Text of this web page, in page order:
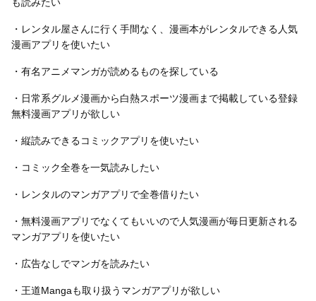
・レンタル屋さんに行く手間なく、漫画本がレンタルできる人気
漫画アプリを使いたい
・有名アニメマンガが読めるものを探している
・日常系グルメ漫画から白熱スポーツ漫画まで掲載している登録
無料漫画アプリが欲しい
・縦読みできるコミックアプリを使いたい
・コミック全巻を一気読みしたい
・レンタルのマンガアプリで全巻借りたい
・無料漫画アプリでなくてもいいので人気漫画が毎日更新される
マンガアプリを使いたい
・広告なしでマンガを読みたい
・王道Mangaも取り扱うマンガアプリが欲しい